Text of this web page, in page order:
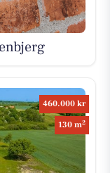
460.000 kr
130 m2